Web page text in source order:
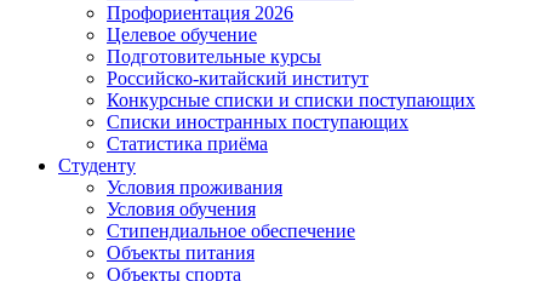
Профориентация 2026
Целевое обучение
Подготовительные курсы
Российско-китайский институт
Конкурсные списки и списки поступающих
Списки иностранных поступающих
Статистика приёма
Студенту
Условия проживания
Условия обучения
Стипендиальное обеспечение
Объекты питания
Объекты спорта